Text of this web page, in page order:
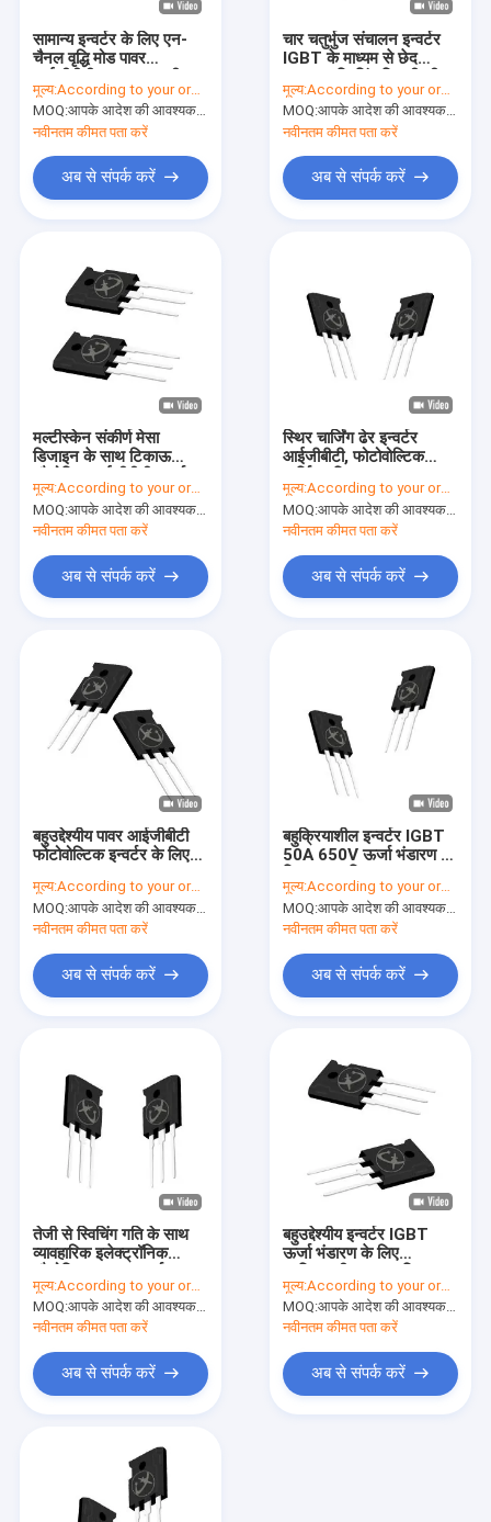
उत्पाद
वीडियो
गुणवत्ता नियंत्रण
हमसे संपर्क करें
इन्वर्टर आईजीबीटी
हाई पावर आईजीबीटी
हाई पावर एमओएसएफईटी
सुपर जंक्शन एमओएसएफईटी
कम वोल्टेज MOSFET
शोट्की बैरियर डायोड
तेज़ रिकवरी डायोड
सामान्य इन्वर्टर के लिए एन-
चैनल वृद्धि मोड पावर
मूल्य:According to your order requirement
MOQ:आपके आदेश की आवश्यकता के अनुसार
नवीनतम कीमत पता करें
अब से संपर्क करें
चार चतुर्भुज संचालन इन्वर्टर
IGBT के माध्यम से छेद
आपूर्ति
मूल्य:According to your order requirement
MOQ:आपके आदेश की आवश्यकता के अनुसार
नवीनतम कीमत पता करें
अब से संपर्क करें
मल्टीस्केन संकीर्ण मेसा
डिजाइन के साथ टिकाऊ
मूल्य:According to your order requirement
MOQ:आपके आदेश की आवश्यकता के अनुसार
नवीनतम कीमत पता करें
अब से संपर्क करें
स्थिर चार्जिंग ढेर इन्वर्टर
आईजीबीटी, फोटोवोल्टिक
मूल्य:According to your order requirement
MOQ:आपके आदेश की आवश्यकता के अनुसार
नवीनतम कीमत पता करें
अब से संपर्क करें
बहुउद्देश्यीय पावर आईजीबीटी
फोटोवोल्टिक इन्वर्टर के लिए
मूल्य:According to your order requirement
MOQ:आपके आदेश की आवश्यकता के अनुसार
नवीनतम कीमत पता करें
अब से संपर्क करें
बहुक्रियाशील इन्वर्टर IGBT
50A 650V ऊर्जा भंडारण के
मूल्य:According to your order requirement
MOQ:आपके आदेश की आवश्यकता के अनुसार
नवीनतम कीमत पता करें
अब से संपर्क करें
तेजी से स्विचिंग गति के साथ
व्यावहारिक इलेक्ट्रॉनिक
मूल्य:According to your order requirement
MOQ:आपके आदेश की आवश्यकता के अनुसार
नवीनतम कीमत पता करें
अब से संपर्क करें
बहुउद्देश्यीय इन्वर्टर IGBT
ऊर्जा भंडारण के लिए
मूल्य:According to your order requirement
MOQ:आपके आदेश की आवश्यकता के अनुसार
नवीनतम कीमत पता करें
अब से संपर्क करें